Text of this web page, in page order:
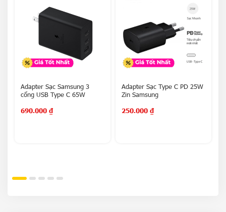
Adapter Sạc Samsung 3
cổng USB Type C 65W
690.000 ₫
Adapter Sạc Type C PD 25W
Zin Samsung
250.000 ₫